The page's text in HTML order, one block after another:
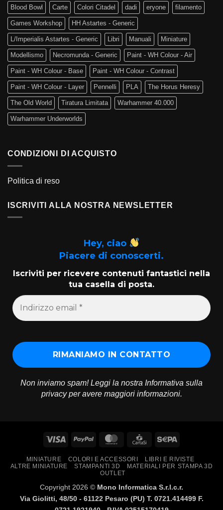
Blood Bowl Carte Colori Citadel dadi eryone filamento
Games Workshop HH Astartes - Generic
L/Imperialis Astartes - Generic Libri Manuali Miniature
Modellismo Necromunda - Generic Paint - WH Colour - Air
Paint - WH Colour - Base Paint - WH Colour - Contrast
Paint - WH Colour - Layer Pennelli PLA The Horus Heresy
The Old World Tiratura Limitata Warhammer 40.000
Warhammer Underworlds
CONDIZIONI DI ACQUISTO
Politica di reso
ISCRIVITI ALLA NOSTRA NEWSLETTER
Hey, ciao
Piacere di conoscerti.
Iscriviti per ricevere contenuti fantastici nella
tua casella di posta.
Non inviamo spam! Leggi la nostra Informativa sulla
privacyper avere maggiori informazioni.
Visa PayPal MasterCardCartaSi
MINIATURE COLORI E ACCESSORI
LIBRI E RIVISTE
ALTRE MINIATURE
STAMPANTI 3D
MATERIALI PER STAMPA 3D
OUTLET
Copyright 2026 © Mono Informatica S.r.l.c.r.
Via Giolitti, 48/50 - 61122 Pesaro (PU) T. 0721.414499 F.